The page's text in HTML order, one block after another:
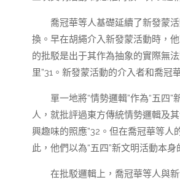
喬冠華等人基礎延續了新發蒙
換。早在胡繩介入新發蒙活動時，
的批駁是出于其作為抽象的實際無
里”31。新發蒙活動的介入者和喬冠
單一地將“情勢邏輯”作為“五四
人，就批評過東方傳統情勢邏輯及
興趣味的照應”32。但在喬冠華等人
此，他們以為“五四”新文明活動本
在批駁邏輯上，喬冠華等人與